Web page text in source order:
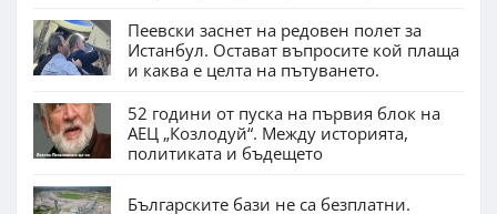
Пеевски заснет на редовен полет за
Истанбул. Остават въпросите кой плаща
и каква е целта на пътуването.
52 години от пуска на първия блок на
АЕЦ „Козлодуй“. Между историята,
политиката и бъдещето
Българските бази не са безплатни.